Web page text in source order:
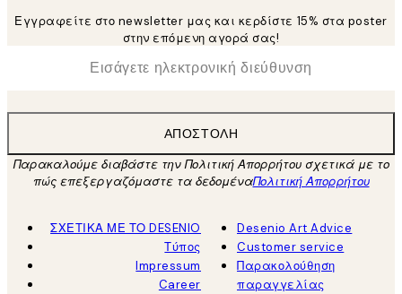
Εγγραφείτε στο newsletter μας και κερδίστε 15% στα poster
στην επόμενη αγορά σας!
Ηλεκτρονική Διεύθυνση
ΑΠΟΣΤΟΛΉ
Παρακαλούμε διαβάστε την Πολιτική Απορρήτου σχετικά με το
πώς επεξεργαζόμαστε τα δεδομέναΠολιτική Απορρήτου
ΣΧΕΤΙΚΑ ΜΕ ΤΟ DESENIO
Τύπος
Impressum
Career
Desenio Art Advice
Customer service
Παρακολούθηση
παραγγελίας